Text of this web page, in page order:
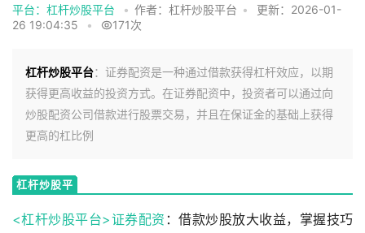
平台：杠杆炒股平台 • 作者：杠杆炒股平台 •
更新：2026-01-
26 19:04:35
• 171次
杠杆炒股平台：证券配资是一种通过借款获得杠杆效应，以期
获得更高收益的投资方式。在证券配资中，投资者可以通过向
炒股配资公司借款进行股票交易，并且在保证金的基础上获得
更高的杠比例
杠杆炒股平
<杠杆炒股平台>证券配资 ：借款炒股放大收益，掌握技巧